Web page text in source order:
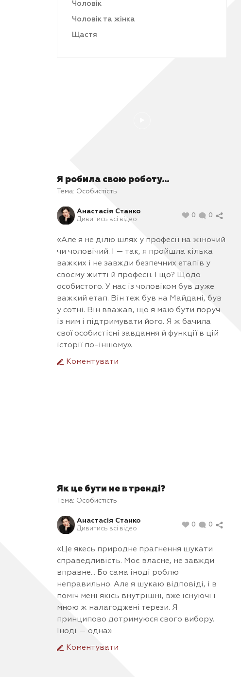
Чоловік
Чоловік та жінка
Щастя
Я робила свою роботу…
Тема: Особистість
Анастасія Станко
Дивитись всі відео
0 0
«Але я не ділю шлях у професії на жіночий
чи чоловічий. І — так, я пройшла кілька
важких і не завжди безпечних етапів у
своєму житті й професії. І що? Щодо
особистого. У нас із чоловіком був дуже
важкий етап. Він теж був на Майдані, був
у сотні. Він вважав, що я маю бути поруч
із ним і підтримувати його. Я ж бачила
свої особистісні завдання й функції в цій
історії по-іншому».
Коментувати
Як це бути не в тренді?
Тема: Особистість
Анастасія Станко
Дивитись всі відео
0 0
«Це якесь природне прагнення шукати
справедливість. Моє власне, не завжди
вправне... Бо сама іноді роблю
неправильно. Але я шукаю відповіді, і в
поміч мені якісь внутрішні, вже існуючі і
мною ж налагоджені терези. Я
принципово дотримуюся свого вибору.
Іноді — одна».
Коментувати